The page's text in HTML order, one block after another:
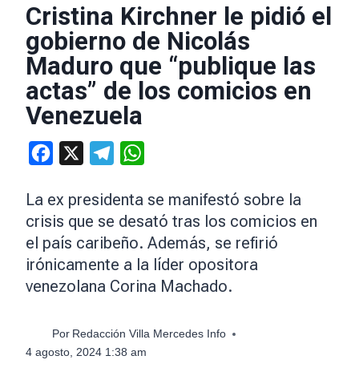
Cristina Kirchner le pidió el
gobierno de Nicolás
Maduro que “publique las
actas” de los comicios en
Venezuela
Facebook Telegram
La ex presidenta se manifestó sobre la
crisis que se desató tras los comicios en
el país caribeño. Además, se refirió
irónicamente a la líder opositora
venezolana Corina Machado.
Por Redacción Villa Mercedes Info
4 agosto, 2024 1:38 am